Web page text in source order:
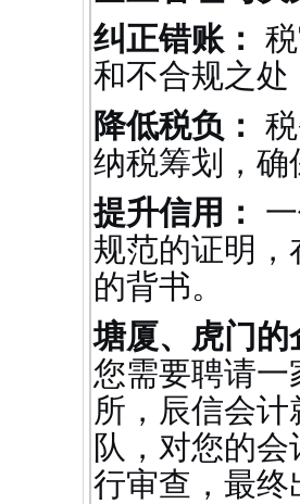
纠正错账：
和不合规之
降低税负：
纳税筹划，
提升信用：
规范的证明
的背书。
塘厦、虎门的
您需要聘请
所，辰信会
队，对您的
行审查，最